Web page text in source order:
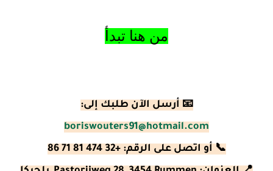
من هنا تبدأ
📧 أرسل الآن طلبك إلى:
boriswouters91@hotmail.com
📞 أو اتصل على الرقم: +32 474 81 71 86